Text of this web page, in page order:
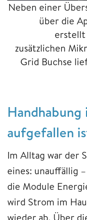
Neben einer
über die
erstellt
zusätzlichen
Grid Buchse
Handhabung
aufgefallen
Im Alltag war der
eines: unauffällig
die Module
wird Strom im
wieder ab. Über